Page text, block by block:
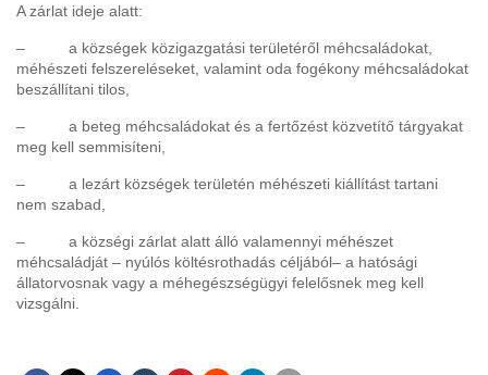
A zárlat ideje alatt:
– a községek közigazgatási területéről méhcsaládokat,
méhészeti felszereléseket, valamint oda fogékony méhcsaládokat
beszállítani tilos,
– a beteg méhcsaládokat és a fertőzést közvetítő tárgyakat
meg kell semmisíteni,
– a lezárt községek területén méhészeti kiállítást tartani
nem szabad,
– a községi zárlat alatt álló valamennyi méhészet
méhcsaládját – nyúlós költésrothadás céljából– a hatósági
állatorvosnak vagy a méhegészségügyi felelősnek meg kell
vizsgálni.